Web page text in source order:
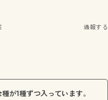
通報する
が1種ずつ入っています。